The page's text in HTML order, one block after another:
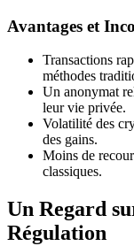
Avantages et
Transactions
méthodes
Un anonymat
leur vie privée.
Volatilité des
des gains.
Moins de
classiques.
Un Regard
Régulation